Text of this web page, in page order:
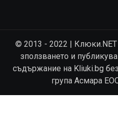
© 2013 - 2022 | Клюки.NET
зползването и
съдържание на Kliuki.bg
група Асмара